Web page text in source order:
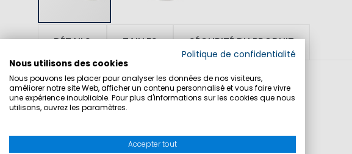
DÉTAILS
SKU: 1001735
TAILLES SÉCURITÉ DU PRODUIT
Politique de confidentialité
Nous utilisons des cookies
Nous pouvons les placer pour analyser les données de nos visiteurs,
améliorer notre site Web, afficher un contenu personnalisé et vous faire vivre
une expérience inoubliable. Pour plus d'informations sur les cookies que nous
utilisons, ouvrez les paramètres.
Accepter tout